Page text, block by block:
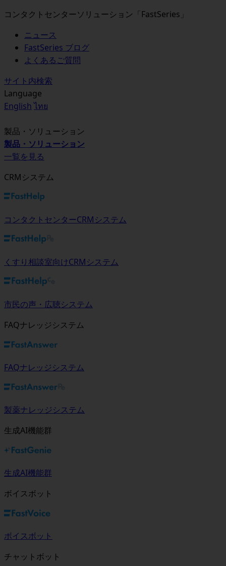
コンタクトセンターソリューション「FastSeries」
ニュース
FastSeries ブログ
よくあるご質問
サイト内検索
Language
English ไทย
製品・ソリューション
製品・ソリューション
一覧を見る
CRMシステム
コンタクトセンターCRMシステム
くすり相談室向けCRMシステム
市民の声・広聴システム
FAQナレッジシステム
FAQナレッジシステム
製薬ナレッジシステム
生成AI機能群
生成AI機能群
ボイスボット
ボイスボット
チャットボット